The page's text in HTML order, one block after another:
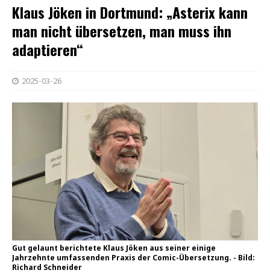
Klaus Jöken in Dortmund: „Asterix kann
man nicht übersetzen, man muss ihn
adaptieren“
2025-03-26
Gut gelaunt berichtete Klaus Jöken aus seiner einige
Jahrzehnte umfassenden Praxis der Comic-Übersetzung. - Bild:
Richard Schneider